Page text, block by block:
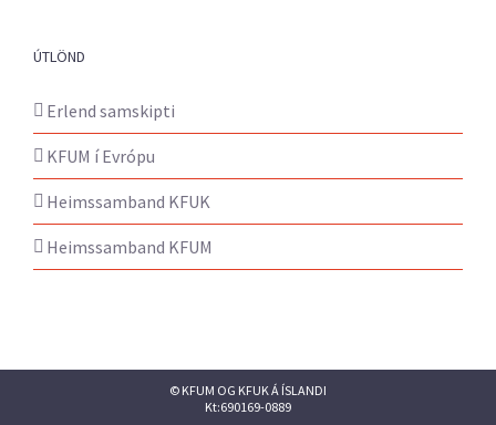
ÚTLÖND
Erlend samskipti
KFUM í Evrópu
Heimssamband KFUK
Heimssamband KFUM
© KFUM OG KFUK Á ÍSLANDI
Kt:690169-0889